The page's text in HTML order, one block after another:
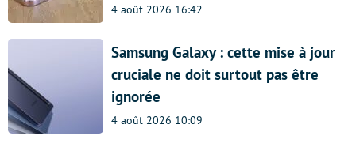
4 août 2026 16:42
Samsung Galaxy : cette mise à jour
cruciale ne doit surtout pas être
ignorée
4 août 2026 10:09